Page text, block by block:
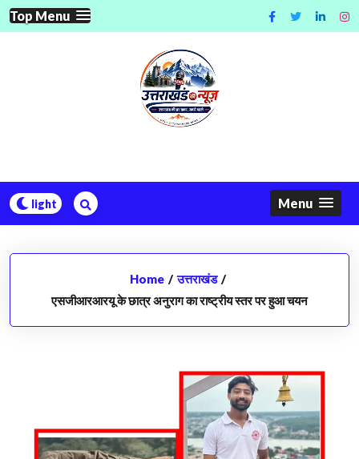
Skip
to
Top Menu
Menu
Home / उत्तराखंड /
एसजीआरआरयू के छात्र अनुराग का राष्ट्रीय स्तर पर हुआ चयन